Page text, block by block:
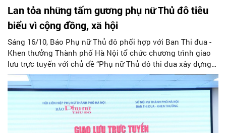
Lan tỏa những tấm gương phụ nữ Thủ đô tiêu
biểu vì cộng đồng, xã hội
Sáng 16/10, Báo Phụ nữ Thủ đô phối hợp với Ban Thi đua -
Khen thưởng Thành phố Hà Nội tổ chức chương trình giao
lưu trực tuyến với chủ đề “Phụ nữ Thủ đô thi đua xây dựng
thành phố Hà Nội văn hiến - văn minh - hiện đại”.